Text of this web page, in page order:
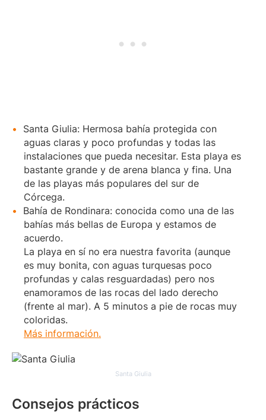
Santa Giulia: Hermosa bahía protegida con
aguas claras y poco profundas y todas las
instalaciones que pueda necesitar. Esta playa es
bastante grande y de arena blanca y fina. Una
de las playas más populares del sur de
Córcega.
Bahía de Rondinara: conocida como una de las
bahías más bellas de Europa y estamos de
acuerdo.
La playa en sí no era nuestra favorita (aunque
es muy bonita, con aguas turquesas poco
profundas y calas resguardadas) pero nos
enamoramos de las rocas del lado derecho
(frente al mar). A 5 minutos a pie de rocas muy
coloridas.
Más información.
Santa Giulia
Consejos prácticos